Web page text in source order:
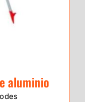
aluminio